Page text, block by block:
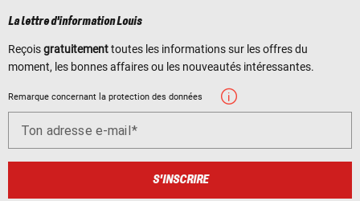
La lettre d'information Louis
Reçoisgratuitementtoutes les informations sur les offres du
moment, les bonnes affaires ou les nouveautés intéressantes.
Remarque concernant la protection des données
Ton adresse e-mail
S'INSCRIRE